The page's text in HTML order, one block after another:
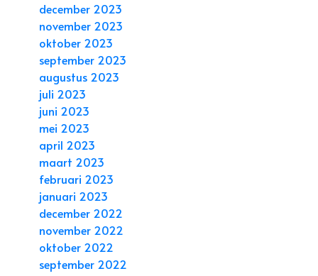
december 2023
november 2023
oktober 2023
september 2023
augustus 2023
juli 2023
juni 2023
mei 2023
april 2023
maart 2023
februari 2023
januari 2023
december 2022
november 2022
oktober 2022
september 2022